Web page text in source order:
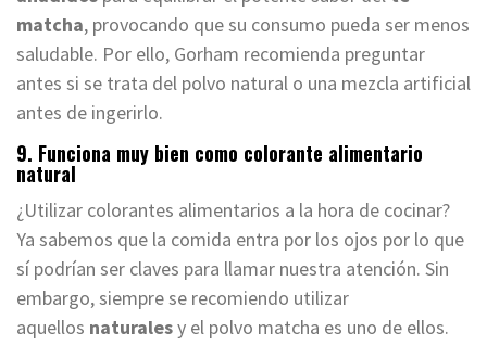
matcha, provocando que su consumo pueda ser menos
saludable. Por ello, Gorham recomienda preguntar
antes si se trata del polvo natural o una mezcla artificial
antes de ingerirlo.
9. Funciona muy bien como colorante alimentario
natural
¿Utilizar colorantes alimentarios a la hora de cocinar?
Ya sabemos que la comida entra por los ojos por lo que
sí podrían ser claves para llamar nuestra atención. Sin
embargo, siempre se recomiendo utilizar
aquellos naturalesy el polvo matcha es uno de ellos.